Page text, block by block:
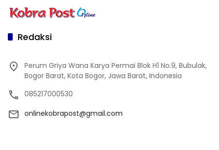
Redaksi
Perum Griya Wana Karya Permai Blok H1 No.9, Bubulak,
Bogor Barat, Kota Bogor, Jawa Barat, Indonesia
085217000530
onlinekobrapost@gmail.com